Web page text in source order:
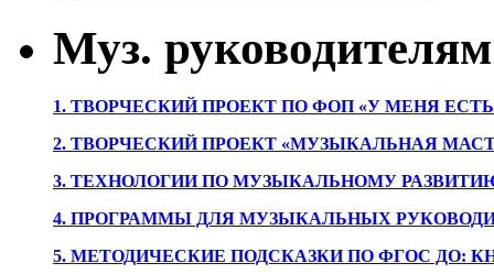
Муз. руководителям
1. ТВОРЧЕСКИЙ ПРОЕКТ ПО ФОП «У МЕНЯ
2. ТВОРЧЕСКИЙ ПРОЕКТ «МУЗЫКАЛЬНАЯ
3. ТЕХНОЛОГИИ ПО МУЗЫКАЛЬНОМУ
4. ПРОГРАММЫ ДЛЯ МУЗЫКАЛЬНЫХ
5. МЕТОДИЧЕСКИЕ ПОДСКАЗКИ ПО ФГОС ДО: